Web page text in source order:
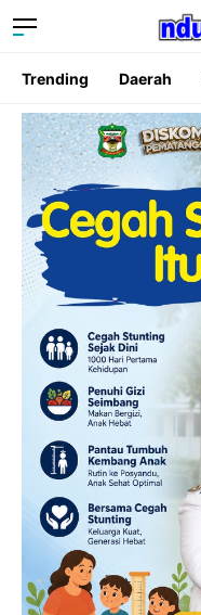
Trending Daerah